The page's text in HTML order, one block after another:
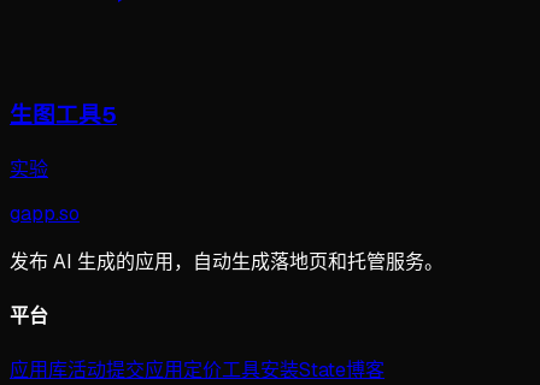
生图工具5
实验
gapp.so
发布 AI 生成的应用，自动生成落地页和托管服务。
平台
应用库活动提交应用定价工具安装State博客